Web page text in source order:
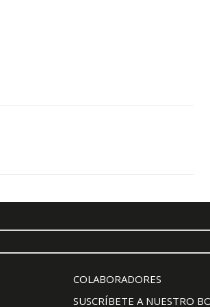
COLABORADORES
SUSCRÍBETE A NUESTRO